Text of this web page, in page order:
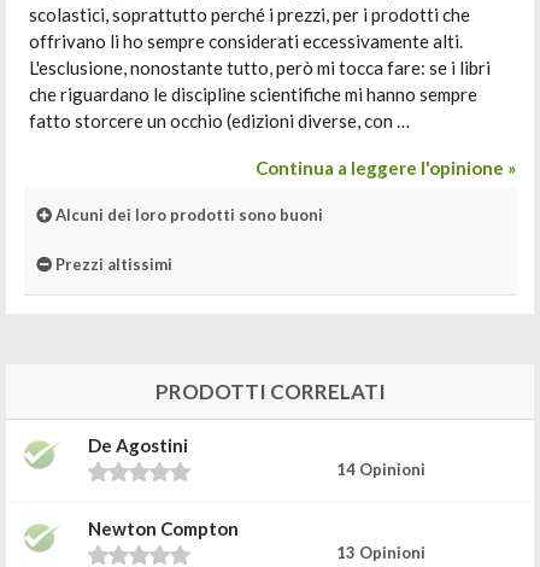
scolastici, soprattutto perché i prezzi, per i prodotti che
offrivano li ho sempre considerati eccessivamente alti.
L'esclusione, nonostante tutto, però mi tocca fare: se i libri
che riguardano le discipline scientifiche mi hanno sempre
fatto storcere un occhio (edizioni diverse, con …
Continua a leggere l'opinione »
Alcuni dei loro prodotti sono buoni
Prezzi altissimi
PRODOTTI CORRELATI
De Agostini
14 Opinioni
Newton Compton
13 Opinioni